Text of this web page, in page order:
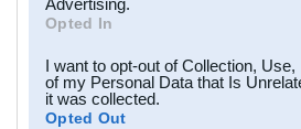
Opted In
I want to opt-out of Collection,
of my Personal Data that Is
it was collected.
Opted Out